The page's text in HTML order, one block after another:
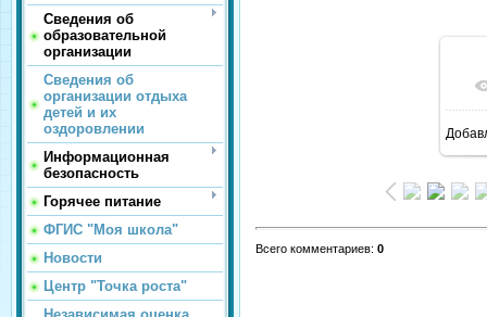
Сведения об
образовательной
организации
Сведения об
организации отдыха
детей и их
оздоровлении
Информационная
безопасность
Горячее питание
ФГИС "Моя школа"
Новости
Центр "Точка роста"
Всего комментариев: 0